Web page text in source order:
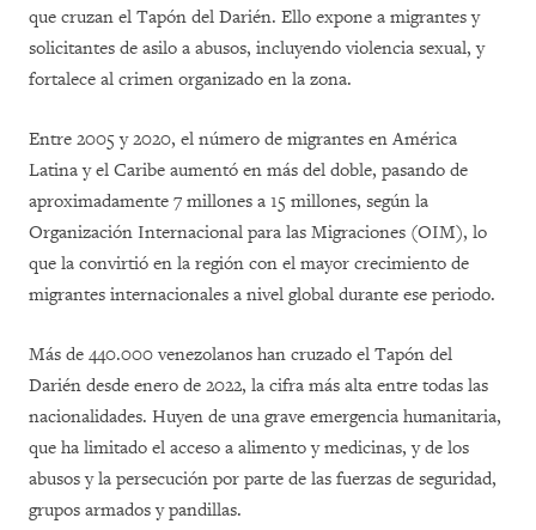
que cruzan el Tapón del Darién. Ello expone a migrantes y
solicitantes de asilo a abusos, incluyendo violencia sexual, y
fortalece al crimen organizado en la zona.
Entre 2005 y 2020, el número de migrantes en América
Latina y el Caribe aumentó en más del doble, pasando de
aproximadamente 7 millones a 15 millones, según la
Organización Internacional para las Migraciones (OIM), lo
que la convirtió en la región con el mayor crecimiento de
migrantes internacionales a nivel global durante ese periodo.
Más de 440.000 venezolanos han cruzado el Tapón del
Darién desde enero de 2022, la cifra más alta entre todas las
nacionalidades. Huyen de una grave emergencia humanitaria,
que ha limitado el acceso a alimento y medicinas, y de los
abusos y la persecución por parte de las fuerzas de seguridad,
grupos armados y pandillas.